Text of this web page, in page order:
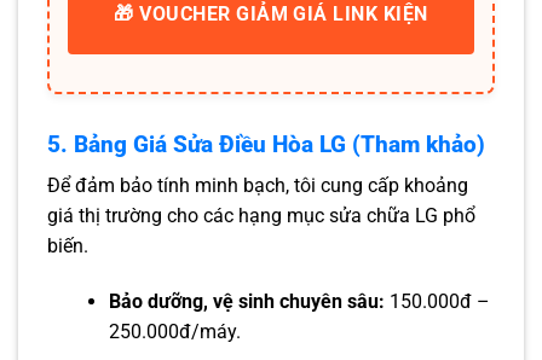
🎁 VOUCHER GIẢM GIÁ LINK KIỆN
5. Bảng Giá Sửa Điều Hòa LG (Tham khảo)
Để đảm bảo tính minh bạch, tôi cung cấp khoảng
giá thị trường cho các hạng mục sửa chữa LG phổ
biến.
Bảo dưỡng, vệ sinh chuyên sâu: 150.000đ –
250.000đ/máy.